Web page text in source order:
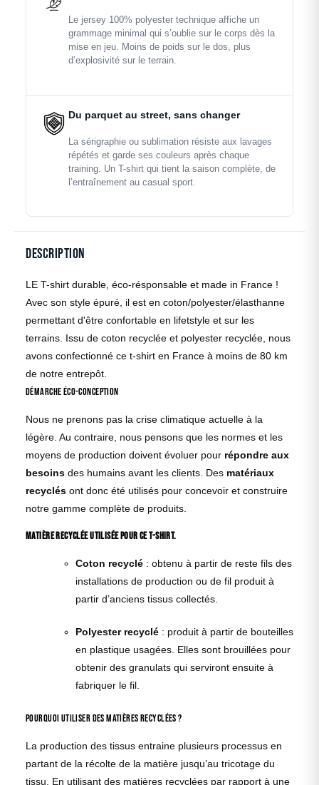
Le jersey 100% polyester technique affiche un
grammage minimal qui s’oublie sur le corps dès la
mise en jeu. Moins de poids sur le dos, plus
d’explosivité sur le terrain.
Du parquet au street, sans changer
La sérigraphie ou sublimation résiste aux lavages
répétés et garde ses couleurs après chaque
training. Un T-shirt qui tient la saison complète, de
l’entraînement au casual sport.
Description
LE T-shirt durable, éco-résponsable et made in France !
Avec son style épuré, il est en coton/polyester/élasthanne
permettant d'être confortable en lifetstyle et sur les
terrains. Issu de coton recyclée et polyester recyclée, nous
avons confectionné ce t-shirt en France à moins de 80 km
de notre entrepôt.
Démarche éco-conception
Nous ne prenons pas la crise climatique actuelle à la
légère. Au contraire, nous pensons que les normes et les
moyens de production doivent évoluer pour répondre aux
besoins des humains avant les clients. Des matériaux
recyclés ont donc été utilisés pour concevoir et construire
notre gamme complète de produits.
Matière recyclée utilisée pour ce T-shirt.
Coton recyclé : obtenu à partir de reste fils des
installations de production ou de fil produit à
partir d’anciens tissus collectés.
Polyester recyclé : produit à partir de bouteilles
en plastique usagées. Elles sont brouillées pour
obtenir des granulats qui serviront ensuite à
fabriquer le fil.
Pourquoi utiliser des matières recyclées ?
La production des tissus entraine plusieurs processus en
partant de la récolte de la matière jusqu’au tricotage du
tissu. En utilisant des matières recyclées par rapport à une